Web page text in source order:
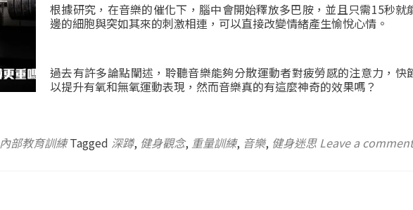
根據研究，在音樂的催化下，腦中會開始釋放多巴胺，並且只需15秒就
邊的細胞與突如其來的刺激相連，可以直接改變情緒產生愉悅心情。
過去有許多論點闡述，聆聽音樂能夠分散運動者對疲勞感的注意力，快
以提升有氧和無氧運動表現，然而音樂真的有這麼神奇的效果嗎？
內部教育訓練 Tagged 深蹲, 健身觀念, 重量訓練, 音樂, 健身迷思 Leave a comment